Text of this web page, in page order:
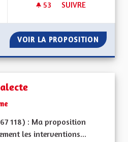
53 53 ABONNÉS
SUIVRE
VOIR LA PROPOSITION
118) : Ma proposition
les interventions...